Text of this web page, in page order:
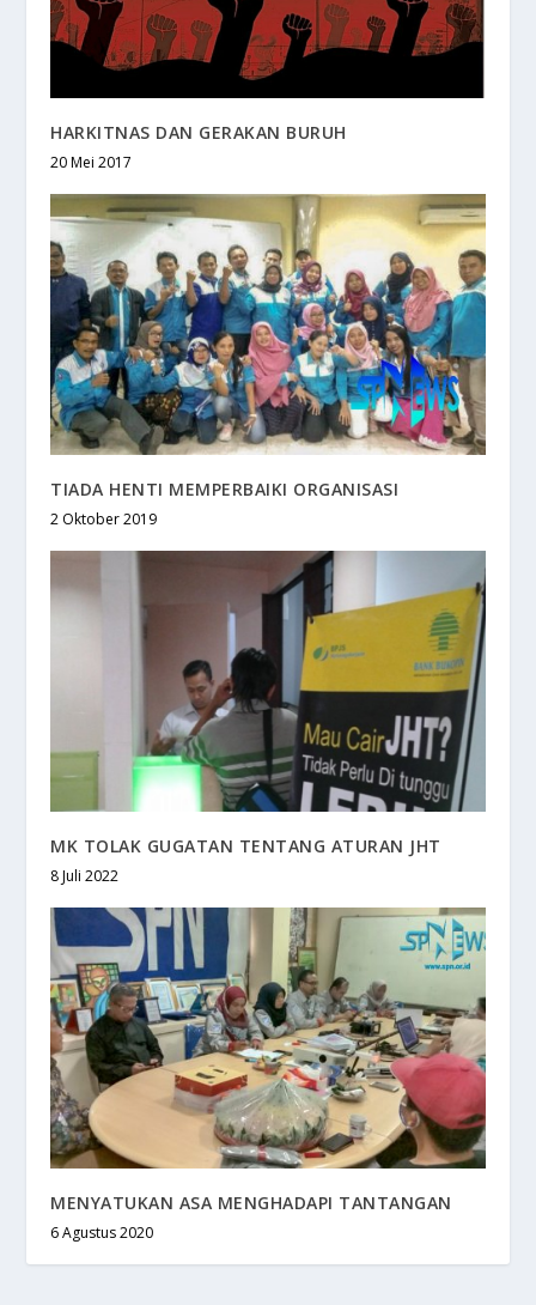
HARKITNAS DAN GERAKAN BURUH
20 Mei 2017
TIADA HENTI MEMPERBAIKI ORGANISASI
2 Oktober 2019
MK TOLAK GUGATAN TENTANG ATURAN JHT
8 Juli 2022
MENYATUKAN ASA MENGHADAPI TANTANGAN
6 Agustus 2020